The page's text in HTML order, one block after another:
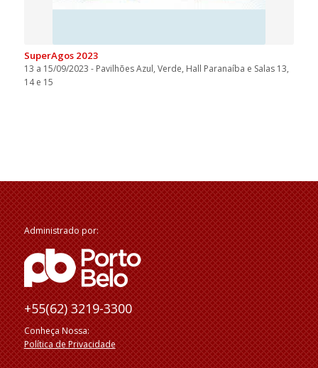
SuperAgos 2023
13 a 15/09/2023 - Pavilhões Azul, Verde, Hall Paranaíba e Salas 13,
14 e 15
Administrado por:
+55(62) 3219-3300
Conheça Nossa:
Política de Privacidade